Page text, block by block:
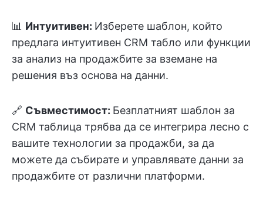
📊 Интуитивен: Изберете шаблон, който
предлага интуитивен CRM табло или функции
за анализ на продажбите за вземане на
решения въз основа на данни.
🔗 Съвместимост: Безплатният шаблон за
CRM таблица трябва да се интегрира лесно с
вашите технологии за продажби, за да
можете да събирате и управлявате данни за
продажбите от различни платформи.